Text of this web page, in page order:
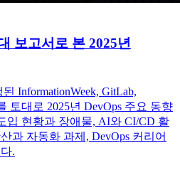
보고서로 본 2025년
InformationWeek, GitLab,
토대로 2025년 DevOps 주요 동향
입 현황과 장애물, AI와 CI/CD 활
과 자동화 과제, DevOps 커리어
.